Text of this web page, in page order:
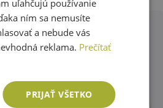
second hand
uľahčujú používanie
ním sa nemusíte
a nebude vás
reklama. Prečítať
PRIJAŤ VŠETKO